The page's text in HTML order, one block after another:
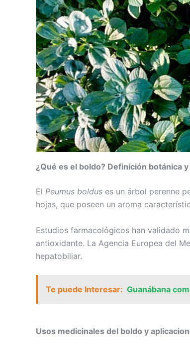
¿Qué es el boldo? Definición botánica
El Peumus boldus es un árbol perenne
hojas, que poseen un aroma
Estudios farmacológicos han validado
antioxidante. La Agencia Europea del
hepatobiliar.
Te puede Interesar: Guanábana
Usos medicinales del boldo y